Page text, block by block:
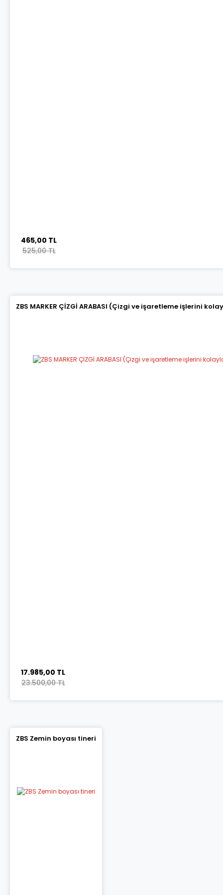
465,00 TL
525,00 TL
ZBS MARKER ÇİZGİ ARABASI (Çizgi ve işaretleme işlerini
17.985,00 TL
23.500,00 TL
ZBS Zemin boyası tineri